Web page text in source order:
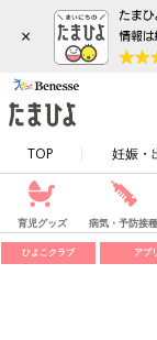
×
TOP 妊娠・
育児グッズ 病気・予防接種
ひよこクラブ アプリ